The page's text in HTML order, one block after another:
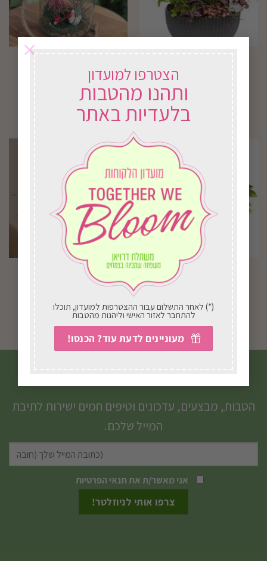
הצטרפו למועדון
ותהנו מהטבות
בלעדיות באתר
(*) לאחר התשלום עבור ההצטרפות למועדון, תוכלו
להתחבר לאזור האישי וליהנות מהטבות
מעוניינים לדעת עוד? הכנסו!
×
בחירת אפשרויות בחירת אפשרויות
זר אבל שורת פרחים
בחירת אפשרויות
שקיעה סגולה
החל מ-
בחירת אפשרויות
למוצר
זה
ניתן
את
האפשרויות
הטבות, מבצעים, עדכונים וטיפים חמים ישירות לתיבת
המייל שלכם.
אני מאשר/ת אתתנאי הפרטיות